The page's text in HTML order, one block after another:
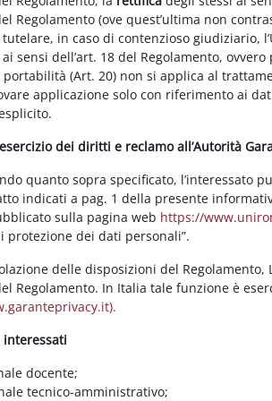
Regolamento (ove quest’ultima non
tutelare, in caso di contenzioso
sensi dell’art. 18 del Regolamento,
(Art. 20) non si applica al
applicazione solo con riferimento ai
dei diritti e reclamo all’Autorità
quanto sopra specificato, l’interessato
indicati a pag. 1 della presente
sulla pagina web https://
protezione dei dati personali”.
delle disposizioni del
Regolamento. In Italia tale funzione è
interessati
docente;
tecnico-amministrativo;